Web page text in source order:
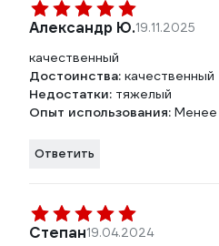
Александр Ю.19.11.2025
качественный
Достоинства: качественный
Недостатки: тяжелый
Опыт использования: Менее
Ответить
Степан19.04.2024